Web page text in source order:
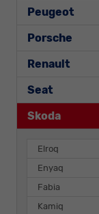
Peugeot
Porsche
Renault
Seat
Skoda
Elroq
Enyaq
Fabia
Kamiq